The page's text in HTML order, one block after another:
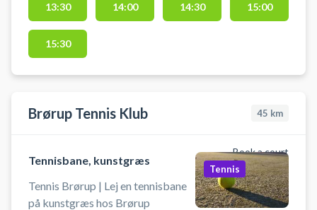
og bolde. Ved booking af
tennisbanen er der gratis
parkering ved Tarm Idrætscenters
tennisbaner, som du finder på
Skovvej 25, 6880 Tarm.
13:30 14:00 14:30 15:00
15:30
Brørup Tennis Klub 45 km
Book a court
Tennisbane, kunstgræs
Tennis Brørup | Lej en tennisbane
på kunstgræs hos Brørup
Tennis